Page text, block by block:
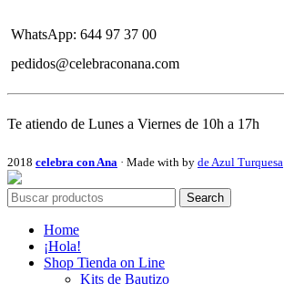
WhatsApp: 644 97 37 00
pedidos@celebraconana.com
Te atiendo de Lunes a Viernes de 10h a 17h
2018 celebra con Ana · Made with by de Azul Turquesa
Search
Home
¡Hola!
Shop Tienda on Line
Kits de Bautizo